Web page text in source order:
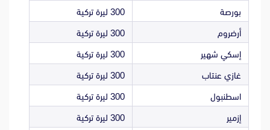
بورصة 300 ليرة تركية
أرضروم 300 ليرة تركية
إسكي شهير 300 ليرة تركية
غازي عنتاب 300 ليرة تركية
اسطنبول 300 ليرة تركية
إزمير 300 ليرة تركية